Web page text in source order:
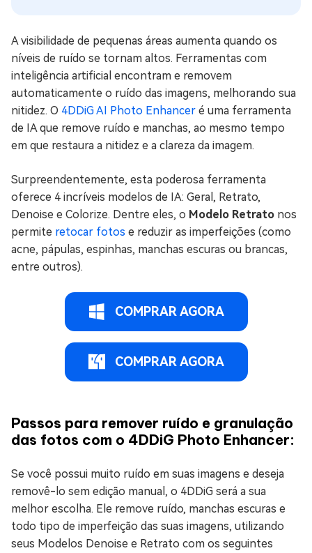
A visibilidade de pequenas áreas aumenta quando os
níveis de ruído se tornam altos. Ferramentas com
inteligência artificial encontram e removem
automaticamente o ruído das imagens, melhorando sua
nitidez. O 4DDiG AI Photo Enhancer é uma ferramenta
de IA que remove ruído e manchas, ao mesmo tempo
em que restaura a nitidez e a clareza da imagem.
Surpreendentemente, esta poderosa ferramenta
oferece 4 incríveis modelos de IA: Geral, Retrato,
Denoise e Colorize. Dentre eles, o Modelo Retrato nos
permite retocar fotos e reduzir as imperfeições (como
acne, pápulas, espinhas, manchas escuras ou brancas,
entre outros).
COMPRAR AGORA
COMPRAR AGORA
Passos para remover ruído e granulação
das fotos com o 4DDiG Photo Enhancer:
Se você possui muito ruído em suas imagens e deseja
removê-lo sem edição manual, o 4DDiG será a sua
melhor escolha. Ele remove ruído, manchas escuras e
todo tipo de imperfeição das suas imagens, utilizando
seus Modelos Denoise e Retrato com os seguintes